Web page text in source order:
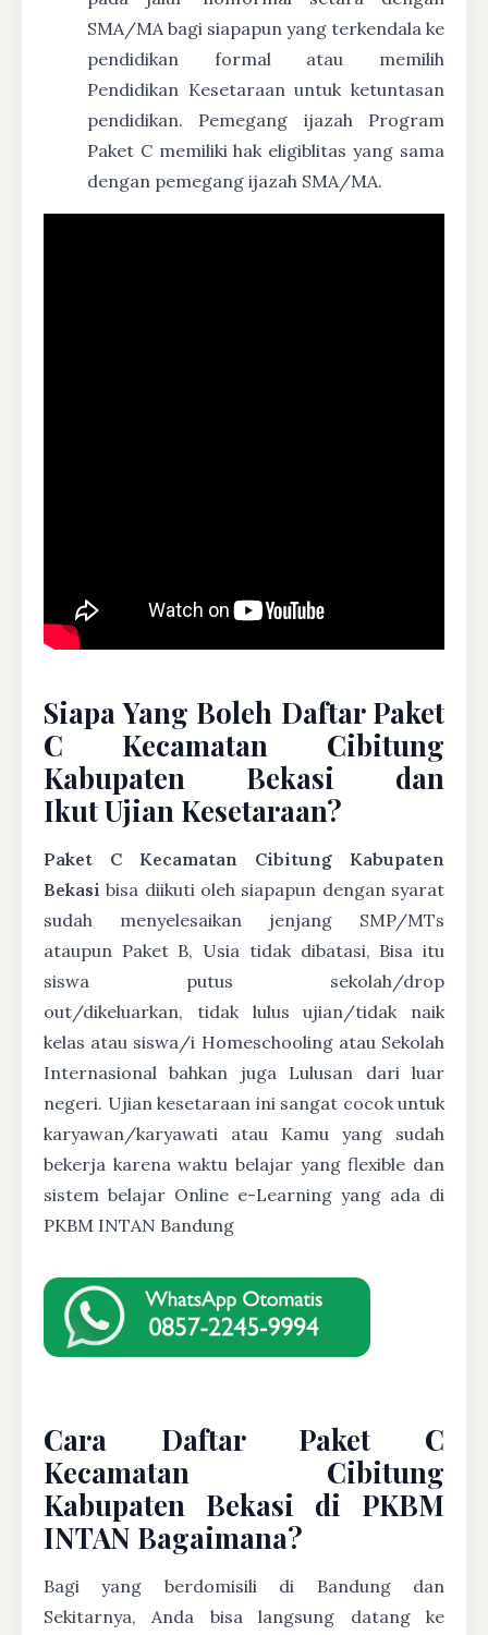
SMA/MA bagi siapapun yang terkendala ke
pendidikan formal atau memilih
Pendidikan Kesetaraan untuk ketuntasan
pendidikan. Pemegang ijazah Program
Paket C memiliki hak eligiblitas yang sama
dengan pemegang ijazah SMA/MA.
Siapa Yang Boleh Daftar Paket
C Kecamatan Cibitung
Kabupaten Bekasi dan
Ikut Ujian Kesetaraan?
Paket C Kecamatan Cibitung Kabupaten
Bekasi bisa diikuti oleh siapapun dengan syarat
sudah menyelesaikan jenjang SMP/MTs
ataupun Paket B, Usia tidak dibatasi, Bisa itu
siswa putus sekolah/drop
out/dikeluarkan, tidak lulus ujian/tidak naik
kelas atau siswa/i Homeschooling atau Sekolah
Internasional bahkan juga Lulusan dari luar
negeri. Ujian kesetaraan ini sangat cocok untuk
karyawan/karyawati atau Kamu yang sudah
bekerja karena waktu belajar yang flexible dan
sistem belajar Online e-Learning yang ada di
PKBM INTAN Bandung
Cara Daftar Paket C
Kecamatan Cibitung
Kabupaten Bekasi di PKBM
INTAN Bagaimana?
Bagi yang berdomisili di Bandung dan
Sekitarnya, Anda bisa langsung datang ke